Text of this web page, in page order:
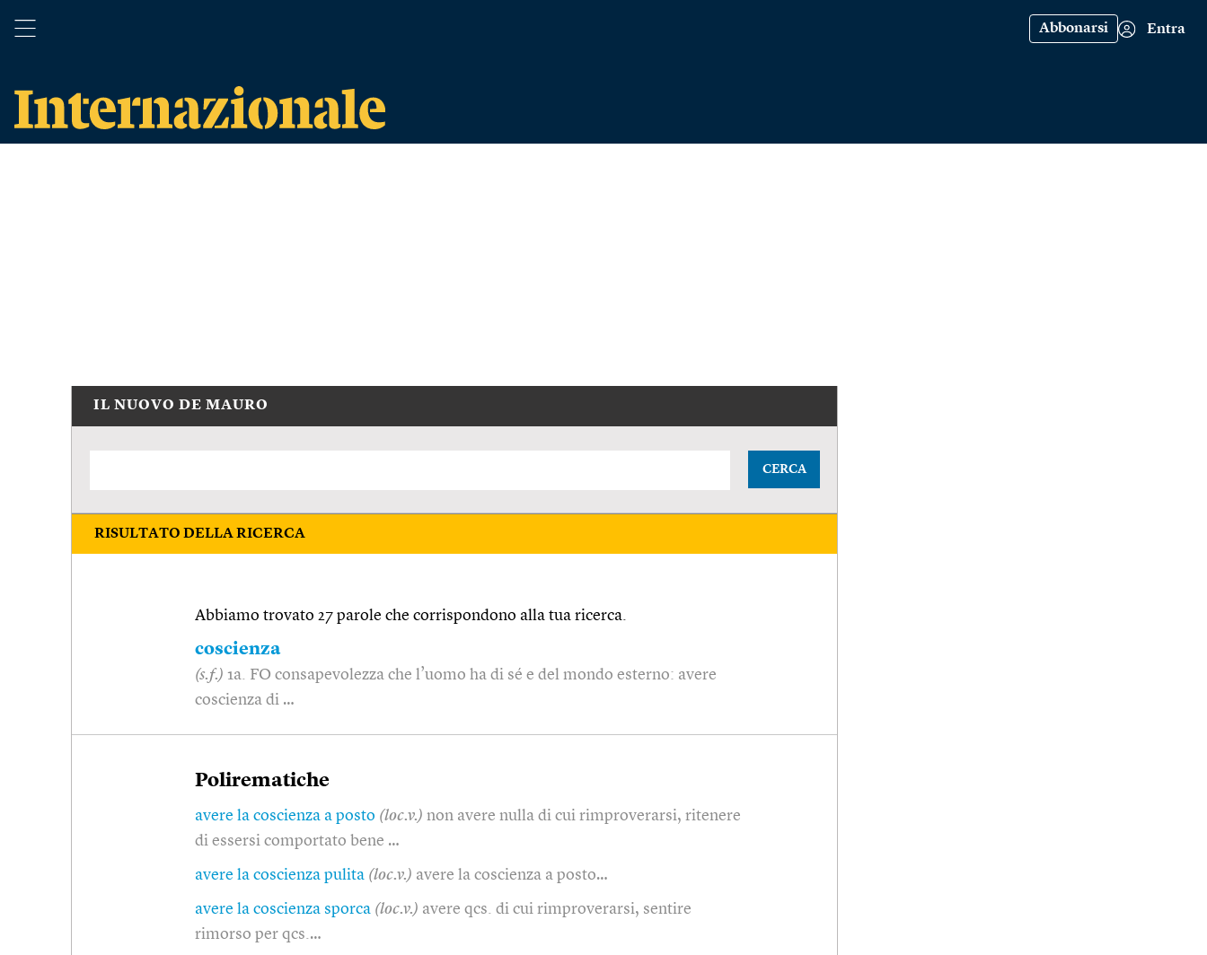
Abbonarsi Entra
IL NUOVO DE MAURO
CERCA
RISULTATO DELLA RICERCA
Abbiamo trovato 27 parole che corrispondono alla tua ricerca.
coscienza
(s.f.) 1a. FO consapevolezza che l’uomo ha di sé e del mondo esterno: avere
coscienza di …
Polirematiche
avere la coscienza a posto (loc.v.) non avere nulla di cui rimproverarsi, ritenere
di essersi comportato bene …
avere la coscienza pulita (loc.v.) avere la coscienza a posto…
avere la coscienza sporca (loc.v.) avere qcs. di cui rimproverarsi, sentire
rimorso per qcs.…